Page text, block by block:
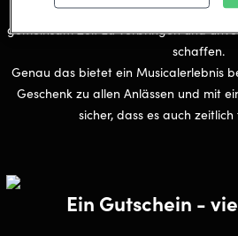
Momente. Denn nichts verbindet
gemeinsam Zeit zu verbringen und
schaffen.
Genau das bietet ein Musicalerlebnis
Geschenk zu allen Anlässen und mit
sicher, dass es auch
Ein Gutschein -